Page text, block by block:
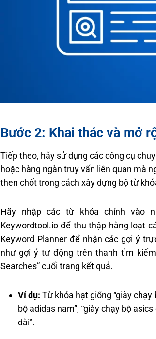
Bước 2: Khai thác và mở
Tiếp theo, hãy sử dụng các công cụ
hoặc hàng ngàn truy vấn liên quan mà
then chốt trong cách xây dựng bộ từ
Hãy nhập các từ khóa chính vào
Keywordtool.io để thu thập hàng loạt
Keyword Planner để nhận các gợi ý
như gợi ý tự động trên thanh tìm kiếm
Searches” cuối trang kết quả.
Ví dụ: Từ khóa hạt giống “giày
bộ adidas nam”, “giày chạy bộ
dài”.